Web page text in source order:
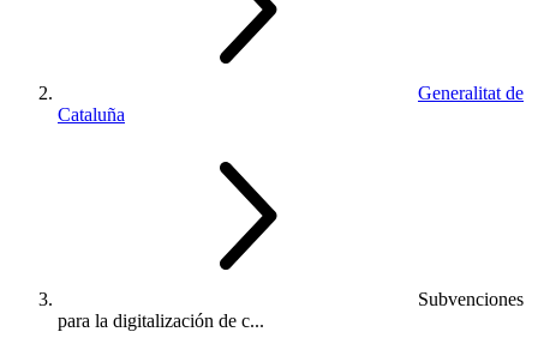
Generalitat de
Cataluña
Subvenciones
para la digitalización de c...